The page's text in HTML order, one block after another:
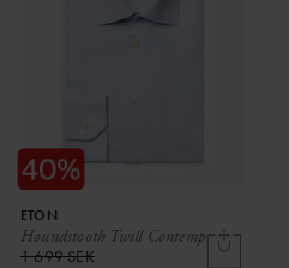
Houndstooth Twill Contemp
ETON
1 699 SEK